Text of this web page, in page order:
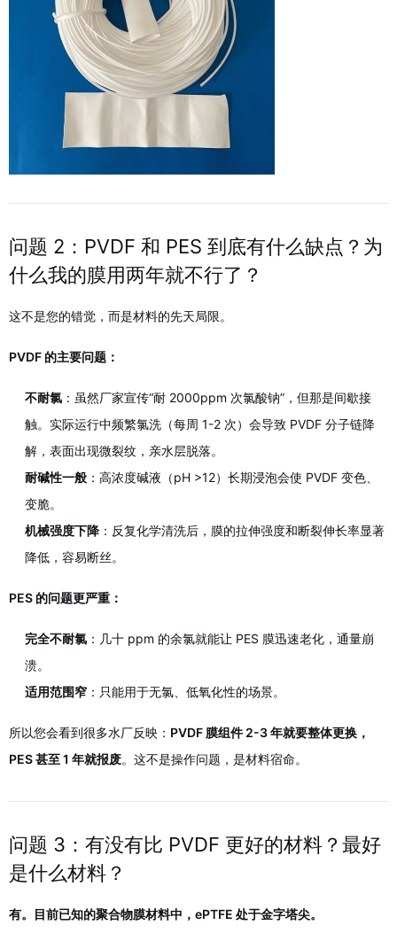
问题 2：PVDF 和 PES 到底有什么缺点？为
什么我的膜用两年就不行了？
这不是您的错觉，而是材料的先天局限。
PVDF 的主要问题：
不耐氯 ：虽然厂家宣传“耐 2000ppm 次氯酸钠”，但那是间歇接
触。实际运行中频繁氯洗（每周 1-2 次）会导致 PVDF 分子链降
解，表面出现微裂纹，亲水层脱落。
耐碱性一般 ：高浓度碱液（pH >12）长期浸泡会使 PVDF 变色、
变脆。
机械强度下降 ：反复化学清洗后，膜的拉伸强度和断裂伸长率显著
降低，容易断丝。
PES 的问题更严重：
完全不耐氯 ：几十 ppm 的余氯就能让 PES 膜迅速老化，通量崩
溃。
适用范围窄 ：只能用于无氯、低氧化性的场景。
所以您会看到很多水厂反映： PVDF 膜组件 2-3 年就要整体更换，
PES 甚至 1 年就报废。这不是操作问题，是材料宿命。
问题 3：有没有比 PVDF 更好的材料？最好
是什么材料？
有。目前已知的聚合物膜材料中，ePTFE 处于金字塔尖。